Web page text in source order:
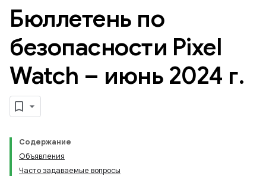
Бюллетень по
безопасности Pixel
Watch – июнь 2024 г.
Содержание
Объявления
Часто задаваемые вопросы